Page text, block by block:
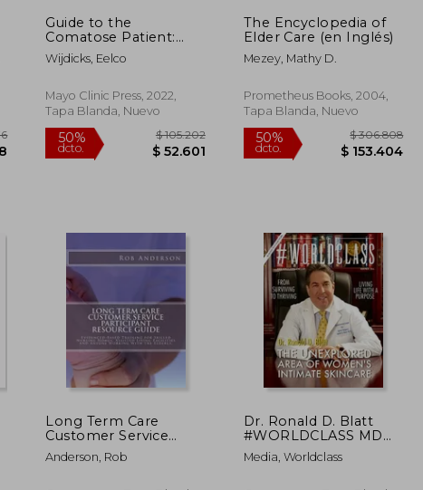
Guide to the
Comatose Patient:
Expert Advice for
Families and
Wijdicks, Eelco
Mayo Clinic Press, 2022,
Tapa Blanda, Nuevo
50%
dcto.
$ 105.202
$ 52.601
The Encyclopedia of
Elder Care (en Inglés)
Mezey, Mathy D.
Prometheus Books, 2004,
Tapa Blanda, Nuevo
50%
dcto.
Long Term Care
Customer Service
Participant Resource
Guide: Evidenced-
Anderson, Rob
Dr. Ronald D. Blatt
#WORLDCLASS MD
(en Inglés)
Media, Worldclass